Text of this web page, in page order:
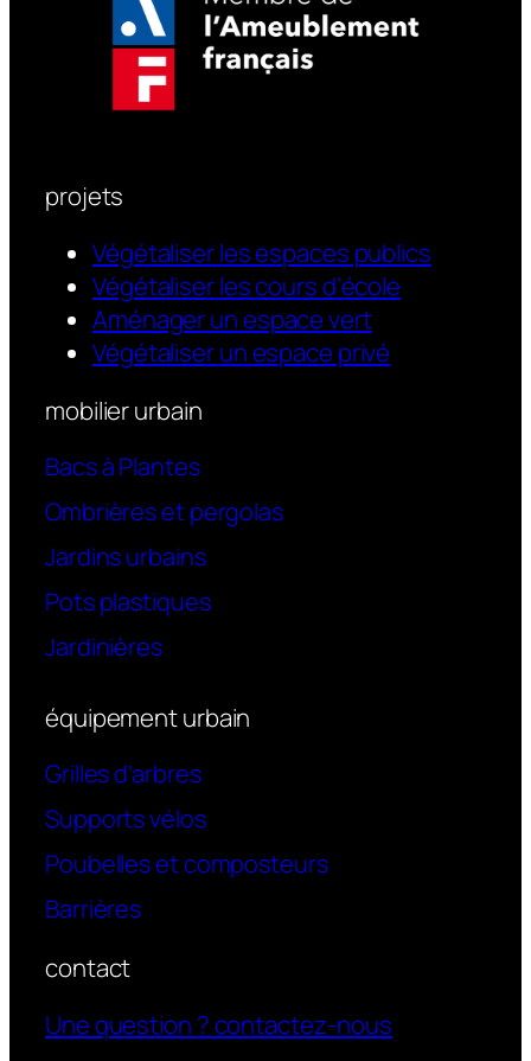
projets
Végétaliser les espaces publics
Végétaliser les cours d’école
Aménager un espace vert
Végétaliser un espace privé
mobilier urbain
Bacs à Plantes
Ombrières et pergolas
Jardins urbains
Pots plastiques
Jardinières
équipement urbain
Grilles d’arbres
Supports vélos
Poubelles et composteurs
Barrières
contact
Une question ? contactez-nous